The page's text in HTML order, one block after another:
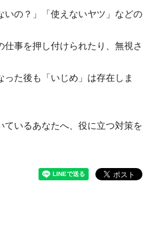
いの？」「使えないヤツ」などの
仕事を押し付けられたり、無視さ
た後も「いじめ」は存在しま
ているあなたへ、役に立つ対策を